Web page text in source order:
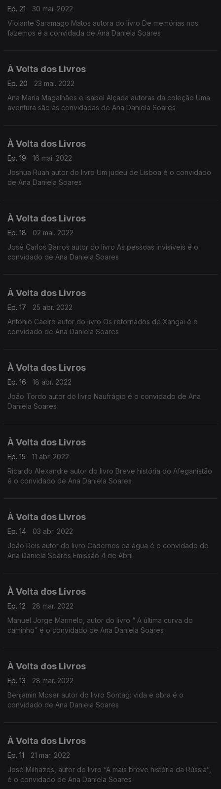
Ep. 21
30 mai. 2022
Violante Saramago Matos autora do livro De memórias nos
fazemos é a convidada de Ana Daniela Soares
À Volta dos Livros
Ep. 20
23 mai. 2022
Ana Maria Magalhães e Isabel Alçada autoras da coleção Uma
aventura são as convidadas de Ana Daniela Soares
À Volta dos Livros
Ep. 19
16 mai. 2022
Joshua Ruah autor do livro Um judeu de Lisboa é o convidado
de Ana Daniela Soares
À Volta dos Livros
Ep. 18
02 mai. 2022
José Carlos Barros autor do livro As pessoas invisíveis é o
convidado de Ana Daniela Soares
À Volta dos Livros
Ep. 17
25 abr. 2022
António Caeiro autor do livro Os retornados de Xangai é o
convidado de Ana Daniela Soares
À Volta dos Livros
Ep. 16
18 abr. 2022
João Tordo autor do livro Naufrágio é o convidado de Ana
Daniela Soares
À Volta dos Livros
Ep. 15
11 abr. 2022
Ricardo Alexandre autor do livro Breve história do Afeganistão
é o convidado de Ana Daniela Soares
À Volta dos Livros
Ep. 14
03 abr. 2022
João Reis autor do livro Cadernos da água é o convidado de
Ana Daniela Soares Emissão 4 de Abril
À Volta dos Livros
Ep. 12
28 mar. 2022
Manuel Jorge Marmelo, autor do livro “ A última curva do
caminho” é o convidado de Ana Daniela Soares
À Volta dos Livros
Ep. 13
28 mar. 2022
Benjamin Moser autor do livro Sontag: vida e obra é o
convidado de Ana Daniela Soares
À Volta dos Livros
Ep. 11
21 mar. 2022
José Milhazes, autor do livro “A mais breve história da Rússia”,
é o convidado de Ana Daniela Soares